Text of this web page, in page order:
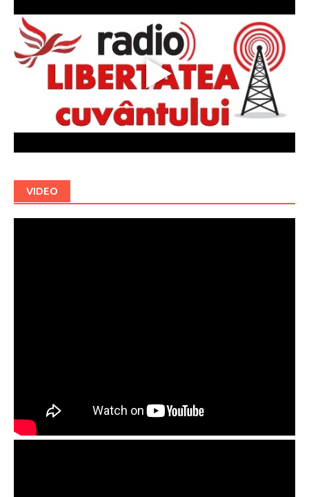
VIDEO